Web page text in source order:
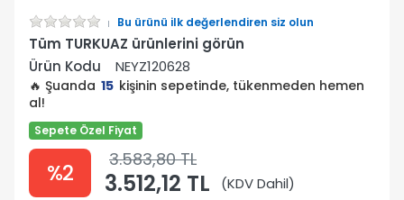
Bu ürünü ilk değerlendiren siz olun
Tüm TURKUAZ ürünlerini görün
Ürün Kodu
NEYZ120628
🔥 Şuanda 15 kişinin sepetinde, tükenmeden hemen
al!
Sepete Özel Fiyat
%2 3.583,80 TL
3.512,12 TL (KDV Dahil)